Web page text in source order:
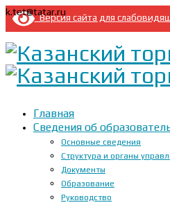
Версия сайта для
k.tet@tatar.ru
Главная
Сведения об
Основные сведения
Структура и органы
Документы
Образование
Руководство